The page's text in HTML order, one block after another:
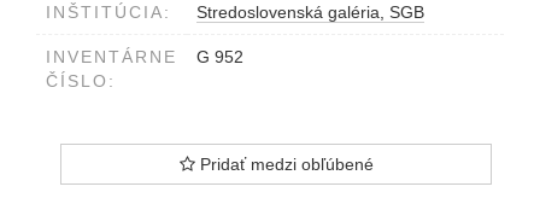
INŠTITÚCIA: Stredoslovenská galéria, SGB
INVENTÁRNE
ČÍSLO:
G 952
Pridať medzi obľúbené